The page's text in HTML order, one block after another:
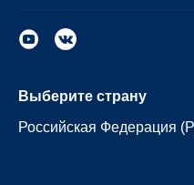
Выберите страну
Российская Федерация